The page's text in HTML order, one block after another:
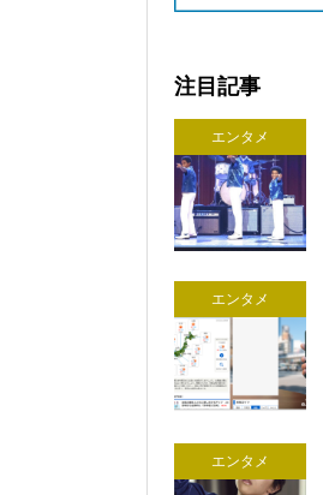
注目記事
エンタメ
エンタメ
エンタメ